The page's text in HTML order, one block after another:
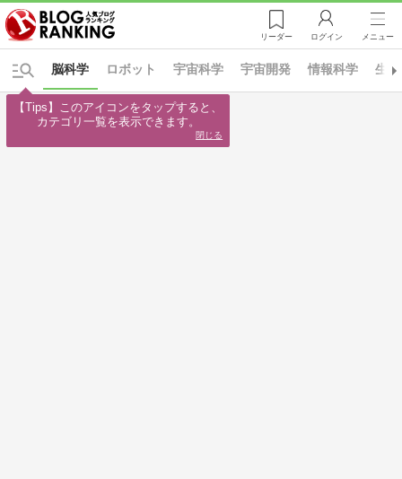
リーダー ログイン メニュー
ロボット 宇宙科学 宇宙開発 情報科学 生
脳科学
【Tips】このアイコンをタップすると、
カテゴリ一覧を表示できます。
閉じる